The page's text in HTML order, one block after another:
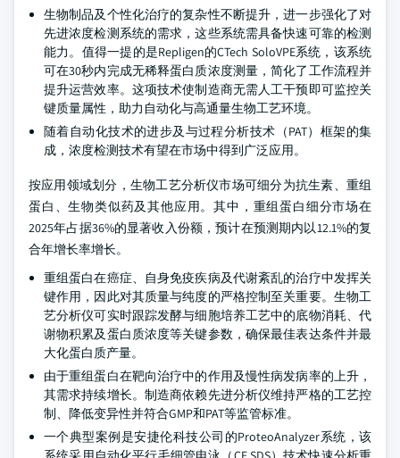
生物制品及个性化治疗的复杂性不断提升，进一步强化了对
先进浓度检测系统的需求，这些系统需具备快速可靠的检测
能力。值得一提的是Repligen的CTech SoloVPE系统，该系统
可在30秒内完成无稀释蛋白质浓度测量，简化了工作流程并
提升运营效率。这项技术使制造商无需人工干预即可监控关
键质量属性，助力自动化与高通量生物工艺环境。
随着自动化技术的进步及与过程分析技术（PAT）框架的集
成，浓度检测技术有望在市场中得到广泛应用。
按应用领域划分，生物工艺分析仪市场可细分为抗生素、重组
蛋白、生物类似药及其他应用。其中，重组蛋白细分市场在
2025年占据36%的显著收入份额，预计在预测期内以12.1%的复
合年增长率增长。
重组蛋白在癌症、自身免疫疾病及代谢紊乱的治疗中发挥关
键作用，因此对其质量与纯度的严格控制至关重要。生物工
艺分析仪可实时跟踪发酵与细胞培养工艺中的底物消耗、代
谢物积累及蛋白质浓度等关键参数，确保最佳表达条件并最
大化蛋白质产量。
由于重组蛋白在靶向治疗中的作用及慢性病发病率的上升，
其需求持续增长。制造商依赖先进分析仪维持严格的工艺控
制、降低变异性并符合GMP和PAT等监管标准。
一个典型案例是安捷伦科技公司的ProteoAnalyzer系统，该